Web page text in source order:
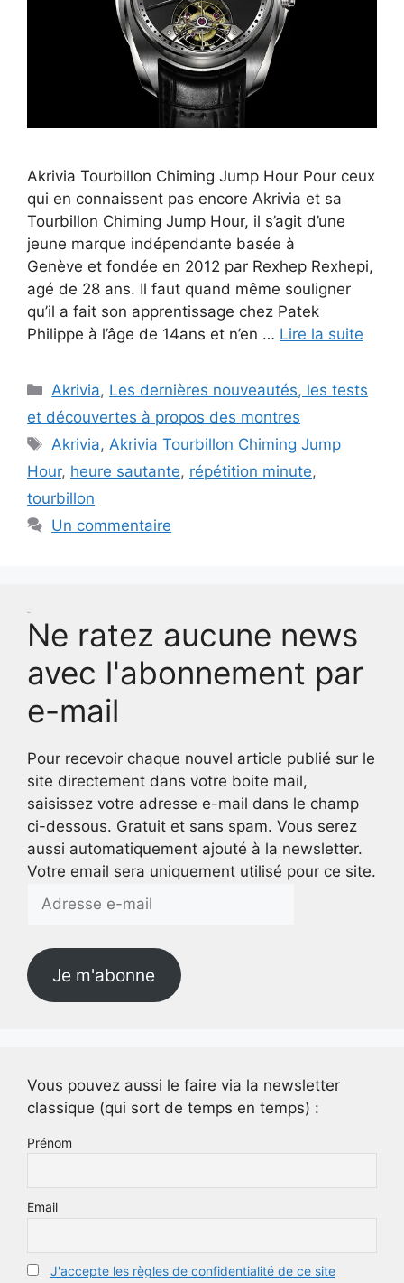
Akrivia Tourbillon Chiming Jump Hour Pour ceux
qui en connaissent pas encore Akrivia et sa
Tourbillon Chiming Jump Hour, il s’agit d’une
jeune marque indépendante basée à
Genève et fondée en 2012 par Rexhep Rexhepi,
agé de 28 ans. Il faut quand même souligner
qu’il a fait son apprentissage chez Patek
Philippe à l’âge de 14ans et n’en … Lire la suite
Catégories
Akrivia, Les dernières nouveautés, les tests
et découvertes à propos des montres
Étiquettes
Akrivia,Akrivia Tourbillon Chiming Jump
Hour, heure sautante, répétition minute,
tourbillon
Un commentaire
Ne ratez aucune news
avec l'abonnement par
e-mail
Pour recevoir chaque nouvel article publié sur le
site directement dans votre boite mail,
saisissez votre adresse e-mail dans le champ
ci-dessous. Gratuit et sans spam. Vous serez
aussi automatiquement ajouté à la newsletter.
Votre email sera uniquement utilisé pour ce site.
e-
Je m'abonne
Vous pouvez aussi le faire via la newsletter
classique (qui sort de temps en temps) :
Prénom
Email
J'accepte les règles de confidentialité de ce site